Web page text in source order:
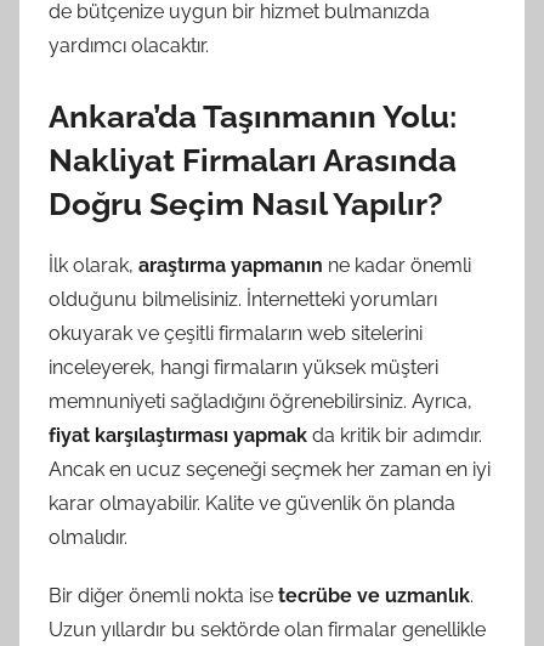
de bütçenize uygun bir hizmet bulmanızda
yardımcı olacaktır.
Ankara’da Taşınmanın Yolu:
Nakliyat Firmaları Arasında
Doğru Seçim Nasıl Yapılır?
İlk olarak, araştırma yapmanın ne kadar önemli
olduğunu bilmelisiniz. İnternetteki yorumları
okuyarak ve çeşitli firmaların web sitelerini
inceleyerek, hangi firmaların yüksek müşteri
memnuniyeti sağladığını öğrenebilirsiniz. Ayrıca,
fiyat karşılaştırması yapmak da kritik bir adımdır.
Ancak en ucuz seçeneği seçmek her zaman en iyi
karar olmayabilir. Kalite ve güvenlik ön planda
olmalıdır.
Bir diğer önemli nokta ise tecrübe ve uzmanlık.
Uzun yıllardır bu sektörde olan firmalar genellikle